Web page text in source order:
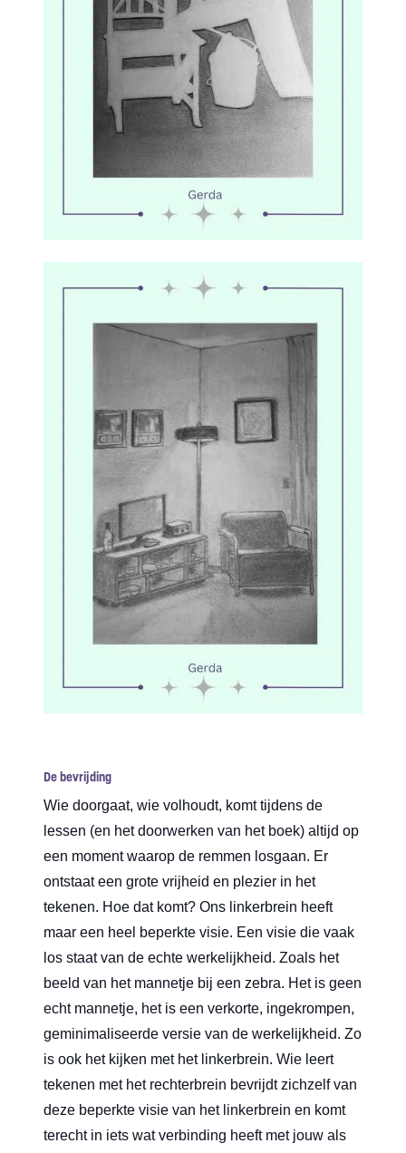
De bevrijding
Wie doorgaat, wie volhoudt, komt tijdens de
lessen (en het doorwerken van het boek) altijd op
een moment waarop de remmen losgaan. Er
ontstaat een grote vrijheid en plezier in het
tekenen. Hoe dat komt? Ons linkerbrein heeft
maar een heel beperkte visie. Een visie die vaak
los staat van de echte werkelijkheid. Zoals het
beeld van het mannetje bij een zebra. Het is geen
echt mannetje, het is een verkorte, ingekrompen,
geminimaliseerde versie van de werkelijkheid. Zo
is ook het kijken met het linkerbrein. Wie leert
tekenen met het rechterbrein bevrijdt zichzelf van
deze beperkte visie van het linkerbrein en komt
terecht in iets wat verbinding heeft met jouw als